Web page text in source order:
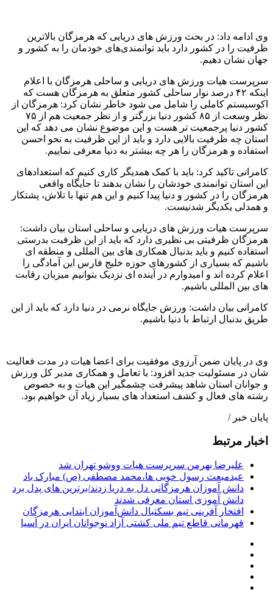
وی ادامه داد: در بحث ورزش های دریایی که هرمزگان بالاترین
ظرفیت را در کشور دارد باید توانمندی‌های خودمان را به کشور و
جهان نشان دهیم.
سرپرست هیات ورزش های دریایی و ساحلی هرمزگان با اعلام
اینکه ۴۲ درصد نوار ساحلی کشور متعلق به هرمزگان هست که
اکوسیستم کاملی را شامل می شود خاطر نشان کرد: هرمزگان از
نظر وسعت از ۸۵ کشور دنیا بزرگتر و از نظر جمعیت هم از ۷۵
کشور دنیا پرجمعیت تر هست و این موضوع نشان می دهد که این
استان چه ظرفیت بالایی دارد و باید از این ظرفیت به نحو احسن
استفاده و هرمزگان را هر چه بیشتر به دنیا معرفی نماییم.
کامرانی تاکید کرد: باید با کمک همدیگر کاری کنیم که استعدادهای
این استان توانمندی خودشان را نشان بدهند تا جایگاه واقعی
هرمزگان را در کشور و دنیا پیدا کنیم و این هم تنها با تلاش، پشتکار
و همدلی یکدیگر شدنیست.
سرپرست هیات ورزش های دریایی و ساحلی استان بیان داشت:
هرمزگان ظرفیتی بی نظیری دارد که باید از این ظرفیت بدرستی
استفاده کنیم و باید بدنبال همکاری های بین المللی و منطقه ای
باشیم که بسیاری از کشورهای حوزه خلیج فارس این آمادگی را
اعلام کرده اند و امیدوارم در آینده ای نزدیک بتوانیم میزبان رقابت
های بین المللی باشیم.
کامرانی بیان داشت: ورزش جایگاه نرمی در دنیا دارد که باید از این
طریق بدنبال ارتباط با دنیا باشیم.
وی در پایان ضمن آرزوی موفقیت برای اعضا هیات در مدت فعالیت
شان در مسئولیت جدید افزود: با تعامل و همکاری مدیر کل ورزش
و جوانان استان شاهد پیشرفت چشمگیر این هیات و به خصوص
رشته های فعال و کشف استعداد های بسیار زیاد آن خواهیم بود.
پایان خبر /
اخبار مرتبط
علیرضا بهرمن سرپرست هیات ووشو تهران شد
عیدمبعث رسول خوبی ها،محمد مصطفی (ص) مبارک باد
دانش آموزان هرمزگانی دل به دریا زدند/برترین های پدل برد
دانش آموزی استان معرفی شدند
افتخار آفرینی تیم بسکتبال دانش‌آموزان ابتدایی هرمزگان
قهرمانی قاطع تیم ملی کشتی آزاد نوجوانان ایران در آسیا